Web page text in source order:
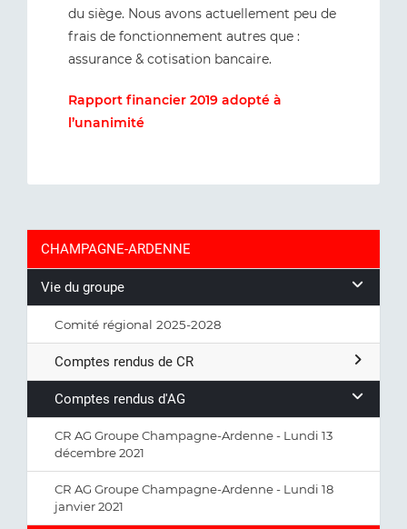
du siège. Nous avons actuellement peu de
frais de fonctionnement autres que :
assurance & cotisation bancaire.
Rapport financier 2019 adopté à
l’unanimité
CHAMPAGNE-ARDENNE
Vie du groupe
Comité régional 2025-2028
Comptes rendus de CR
Comptes rendus d'AG
CR AG Groupe Champagne-Ardenne - Lundi 13
décembre 2021
CR AG Groupe Champagne-Ardenne - Lundi 18
janvier 2021